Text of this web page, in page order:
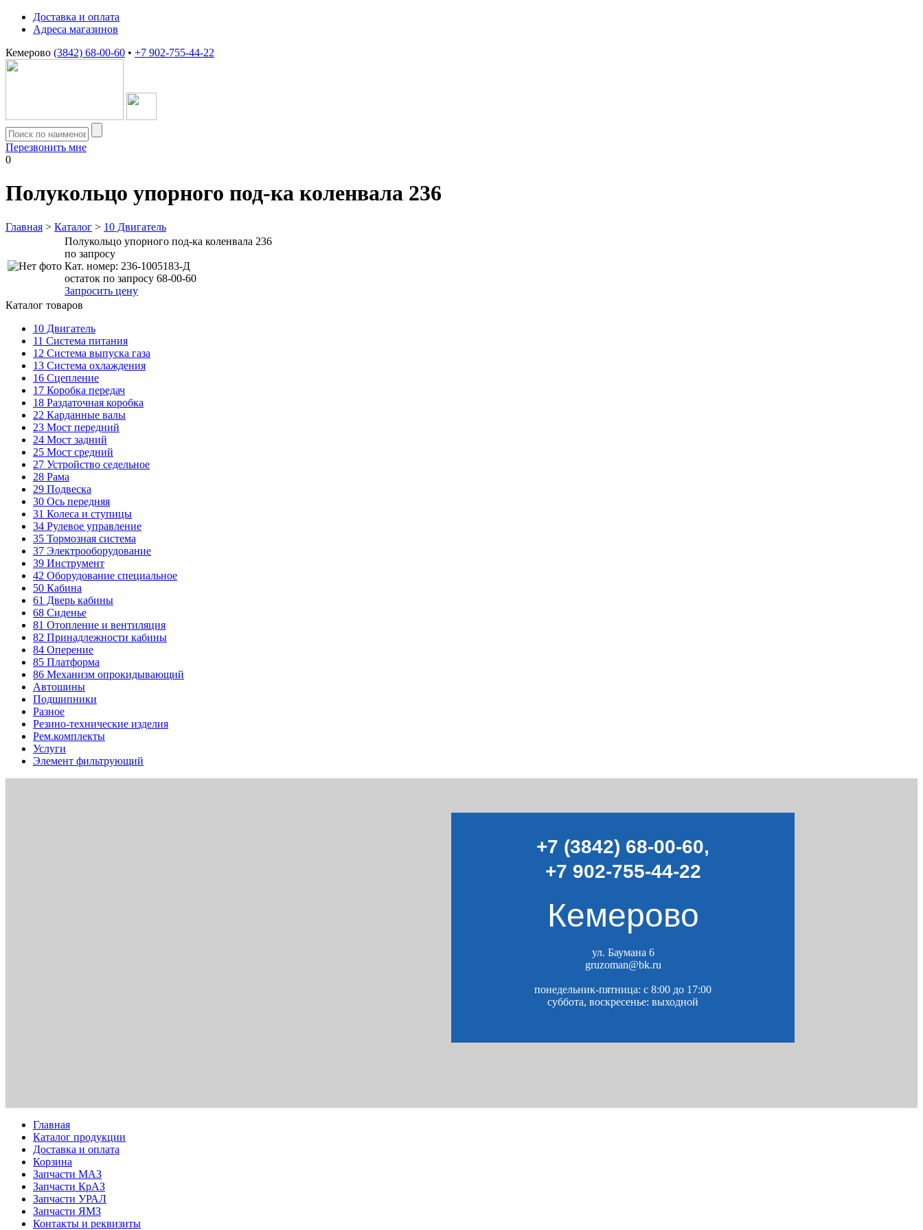
Доставка и оплата
Адреса магазинов
Кемерово (3842) 68-00-60 • +7 902-755-44-22
Перезвонить мне
0
Полукольцо упорного под-ка коленвала 236
Главная > Каталог > 10 Двигатель
Полукольцо упорного под-ка коленвала 236
по запросу
Кат. номер: 236-1005183-Д
остаток по запросу 68-00-60
Запросить цену
Каталог товаров
10 Двигатель
11 Система питания
12 Система выпуска газа
13 Система охлаждения
16 Сцепление
17 Коробка передач
18 Раздаточная коробка
22 Карданные валы
23 Мост передний
24 Мост задний
25 Мост средний
27 Устройство седельное
28 Рама
29 Подвеска
30 Ось передняя
31 Колеса и ступицы
34 Рулевое управление
35 Тормозная система
37 Электрооборудование
39 Инструмент
42 Оборудование специальное
50 Кабина
61 Дверь кабины
68 Сиденье
81 Отопление и вентиляция
82 Принадлежности кабины
84 Оперение
85 Платформа
86 Механизм опрокидывающий
Автошины
Подшипники
Разное
Резино-технические изделия
Рем.комплекты
Услуги
Элемент фильтрующий
+7 (3842) 68-00-60,
+7 902-755-44-22
Кемерово
ул. Баумана 6
gruzoman@bk.ru
понедельник-пятница: c 8:00 до 17:00
суббота, воскресенье: выходной
Главная
Каталог продукции
Доставка и оплата
Корзина
Запчасти МАЗ
Запчасти КрАЗ
Запчасти УРАЛ
Запчасти ЯМЗ
Контакты и реквизиты